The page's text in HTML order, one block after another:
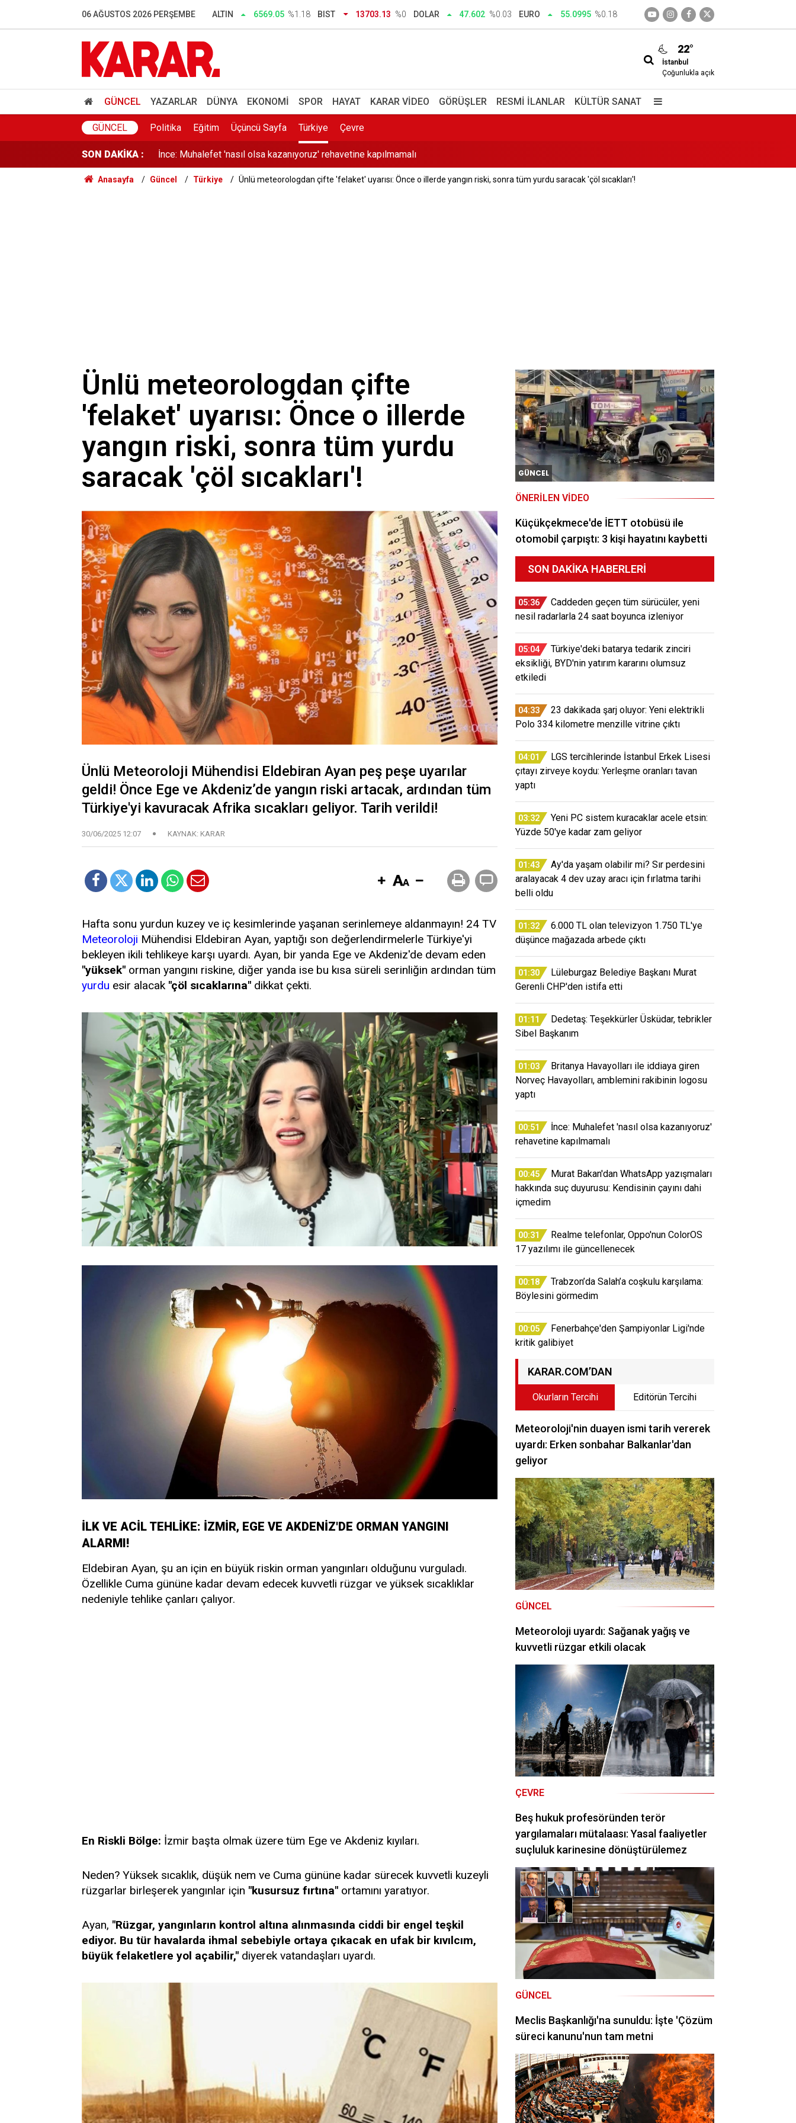
06 AĞUSTOS 2026 PERŞEMBE ALTIN 6569.05 %1.18 BIST 13703.13 %0 DOLAR 47.602 %0.03 EURO 55.0995 %0.18
22°
İstanbul
Çoğunlukla açık
GÜNCEL YAZARLAR DÜNYA EKONOMI SPOR HAYAT KARAR VIDEO GÖRÜŞLER RESMI İLANLAR KÜLTÜR SANAT
GÜNCEL Politika Eğitim Üçüncü Sayfa Türkiye Çevre
SON DAKİKA :
LGS tercihlerinde İstanbul Erkek Lisesi çıtayı zirveye koydu: Yerleşme oranları tavan yaptı
Lüleburgaz Belediye Başkanı Murat Gerenli CHP'den istifa etti
Dedetaş: Teşekkürler Üsküdar, tebrikler Sibel Başkanım
İnce: Muhalefet 'nasıl olsa kazanıyoruz' rehavetine kapılmamalı
Murat Bakan'dan WhatsApp yazışmaları hakkında suç duyurusu: Kendisinin çayını dahi içmedim
Anasayfa Güncel Türkiye Ünlü meteorologdan çifte 'felaket' uyarısı: Önce o illerde yangın riski, sonra tüm yurdu saracak 'çöl sıcakları'!
Ünlü meteorologdan çifte
'felaket' uyarısı: Önce o illerde
yangın riski, sonra tüm yurdu
saracak 'çöl sıcakları'!
Ünlü Meteoroloji Mühendisi Eldebiran Ayan peş peşe uyarılar
geldi! Önce Ege ve Akdeniz’de yangın riski artacak, ardından tüm
Türkiye'yi kavuracak Afrika sıcakları geliyor. Tarih verildi!
30/06/2025 12:07 KAYNAK: KARAR
Hafta sonu yurdun kuzey ve iç kesimlerinde yaşanan serinlemeye aldanmayın! 24 TV
Meteoroloji Mühendisi Eldebiran Ayan, yaptığı son değerlendirmelerle Türkiye'yi
bekleyen ikili tehlikeye karşı uyardı. Ayan, bir yanda Ege ve Akdeniz'de devam eden
"yüksek" orman yangını riskine, diğer yanda ise bu kısa süreli serinliğin ardından tüm
yurdu esir alacak "çöl sıcaklarına" dikkat çekti.
İLK VE ACİL TEHLİKE: İZMİR, EGE VE AKDENİZ'DE ORMAN YANGINI
ALARMI!
Eldebiran Ayan, şu an için en büyük riskin orman yangınları olduğunu vurguladı.
Özellikle Cuma gününe kadar devam edecek kuvvetli rüzgar ve yüksek sıcaklıklar
nedeniyle tehlike çanları çalıyor.
En Riskli Bölge: İzmir başta olmak üzere tüm Ege ve Akdeniz kıyıları.
Neden? Yüksek sıcaklık, düşük nem ve Cuma gününe kadar sürecek kuvvetli kuzeyli
rüzgarlar birleşerek yangınlar için "kusursuz fırtına" ortamını yaratıyor.
Ayan, "Rüzgar, yangınların kontrol altına alınmasında ciddi bir engel teşkil
ediyor. Bu tür havalarda ihmal sebebiyle ortaya çıkacak en ufak bir kıvılcım,
büyük felaketlere yol açabilir," diyerek vatandaşları uyardı.
GÜNCEL
ÖNERILEN VIDEO
Küçükçekmece'de İETT otobüsü ile
otomobil çarpıştı: 3 kişi hayatını kaybetti
SON DAKIKA HABERLERI
05:36
Caddeden geçen tüm sürücüler, yeni
nesil radarlarla 24 saat boyunca izleniyor
05:04
Türkiye'deki batarya tedarik zinciri
eksikliği, BYD'nin yatırım kararını olumsuz
etkiledi
04:33
23 dakikada şarj oluyor: Yeni elektrikli
Polo 334 kilometre menzille vitrine çıktı
04:01
LGS tercihlerinde İstanbul Erkek Lisesi
çıtayı zirveye koydu: Yerleşme oranları tavan
yaptı
03:32
Yeni PC sistem kuracaklar acele etsin:
Yüzde 50'ye kadar zam geliyor
01:43
Ay'da yaşam olabilir mi? Sır perdesini
aralayacak 4 dev uzay aracı için fırlatma tarihi
belli oldu
01:32
6.000 TL olan televizyon 1.750 TL'ye
düşünce mağazada arbede çıktı
01:30
Lüleburgaz Belediye Başkanı Murat
Gerenli CHP'den istifa etti
01:11
Dedetaş: Teşekkürler Üsküdar, tebrikler
Sibel Başkanım
01:03
Britanya Havayolları ile iddiaya giren
Norveç Havayolları, amblemini rakibinin logosu
yaptı
00:51
İnce: Muhalefet 'nasıl olsa kazanıyoruz'
rehavetine kapılmamalı
00:45
Murat Bakan'dan WhatsApp yazışmaları
hakkında suç duyurusu: Kendisinin çayını dahi
içmedim
00:31
Realme telefonlar, Oppo'nun ColorOS
17 yazılımı ile güncellenecek
00:18
Trabzon’da Salah’a coşkulu karşılama:
Böylesini görmedim
00:05
Fenerbahçe'den Şampiyonlar Ligi'nde
kritik galibiyet
KARAR.COM’DAN
Okurların Tercihi Editörün Tercihi
Meteoroloji'nin duayen ismi tarih vererek
uyardı: Erken sonbahar Balkanlar'dan
geliyor
GÜNCEL
Meteoroloji uyardı: Sağanak yağış ve
kuvvetli rüzgar etkili olacak
ÇEVRE
Beş hukuk profesöründen terör
yargılamaları mütalaası: Yasal faaliyetler
suçluluk karinesine dönüştürülemez
GÜNCEL
Meclis Başkanlığı'na sunuldu: İşte 'Çözüm
süreci kanunu'nun tam metni